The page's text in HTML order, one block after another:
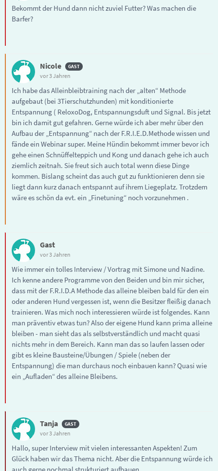
Bekommt der Hund dann nicht zuviel Futter? Was machen die
Barfer?
Nicole
vor 3 Jahren
Ich habe das Alleinbleibtraining nach der „alten“ Methode
aufgebaut (bei 3Tierschutzhunden) mit konditionierte
Entspannung ( ReloxoDog, Entspannungsduft und Signal. Bis jetzt
bin ich damit gut gefahren. Gerne würde ich aber mehr über den
Aufbau der „Entspannung“ nach der F.R.I.E.D.Methode wissen und
fände ein Webinar super. Meine Hündin bekommt immer bevor ich
gehe einen Schnüffelteppich und Kong und danach gehe ich auch
ziemlich zeitnah. Sie freut sich auch total wenn diese Dinge
kommen. Bislang scheint das auch gut zu funktionieren denn sie
liegt dann kurz danach entspannt auf ihrem Liegeplatz. Trotzdem
wäre es schön da evt. ein „Finetuning“ noch vorzunehmen .
Gast
vor 3 Jahren
Wie immer ein tolles Interview / Vortrag mit Simone und Nadine.
Ich kenne andere Programme von den Beiden und bin mir sicher,
dass mit der F.R.I.D.A Methode das alleine bleiben bald für den ein
oder anderen Hund vergessen ist, wenn die Besitzer fleißig danach
trainieren. Was mich noch interessieren würde ist folgendes. Kann
man präventiv etwas tun? Also der eigene Hund kann prima alleine
bleiben - man sieht das als selbstverständlich und macht quasi
nichts mehr in dem Bereich. Kann man das so laufen lassen oder
gibt es kleine Bausteine/Übungen / Spiele (neben der
Entspannung) die man durchaus noch einbauen kann? Quasi wie
ein „Aufladen“ des alleine Bleibens.
Tanja
vor 3 Jahren
Hallo, super Interview mit vielen interessanten Aspekten! Zum
Glück haben wir das Thema nicht. Aber die Entspannung würde ich